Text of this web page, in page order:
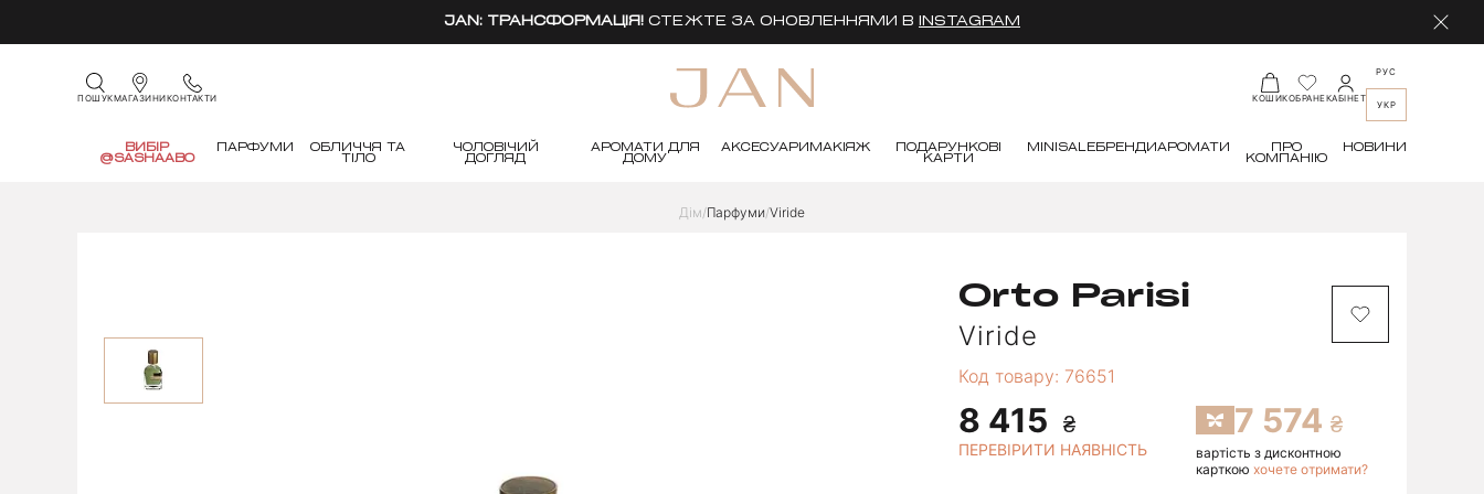
JAN: ТРАНСФОРМАЦІЯ! СТЕЖТЕ ЗА ОНОВЛЕННЯМИ В INSTAGRAM
ПОШУКМАГАЗИНИКОНТАКТИ КОШИКОБРАНЕКАБІНЕТ
РУС
УКР
ВИБІР
@SASHAABO
ПАРФУМИ
ОБЛИЧЧЯ ТА
ТІЛО
ЧОЛОВІЧИЙ
ДОГЛЯД
АРОМАТИ ДЛЯ
ДОМУ
АКСЕСУАРИ МАКІЯЖ
ПОДАРУНКОВІ
КАРТИ
MINI SALEБРЕНДИ АРОМАТИ
ПРО
КОМПАНІЮ
НОВИНИ
Дім Парфуми Viride
Orto Parisi
Viride
Код товару: 76651
8 415
ПЕРЕВІРИТИ НАЯВНІСТЬ
7 574
вартість з дисконтною
карткою хочете отримати?